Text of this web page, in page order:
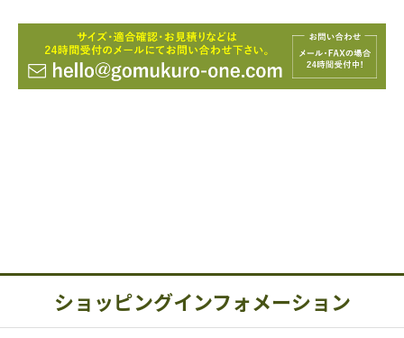
ショッピングインフォメーション